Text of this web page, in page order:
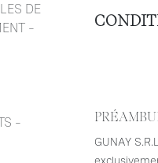
DE
–
–
GUNAY